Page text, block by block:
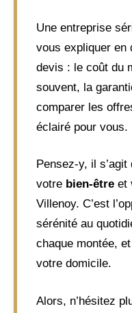
Une entreprise
vous expliquer en
devis : le coût du
souvent, la
comparer les
éclairé pour vous.
Pensez-y, il s’agit
votre bien-être et
Villenoy. C’est
sérénité au
chaque montée,
votre domicile.
Alors, n’hésitez